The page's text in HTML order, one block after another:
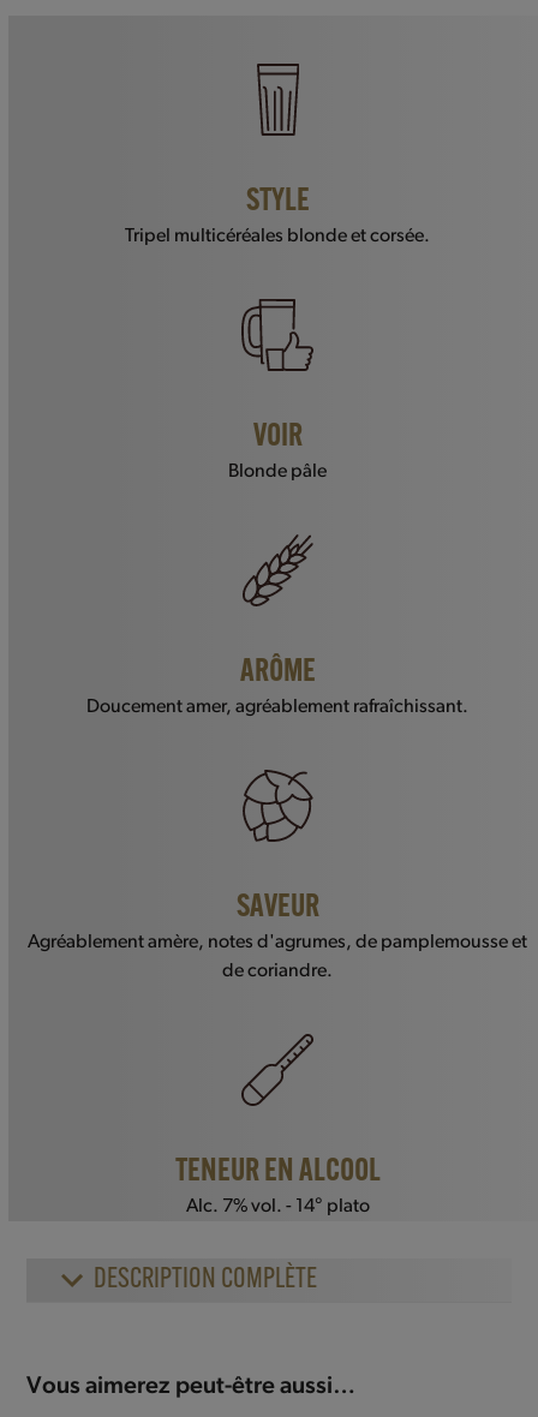
STYLE
Tripel multicéréales blonde et corsée.
VOIR
Blonde pâle
ARÔME
Doucement amer, agréablement rafraîchissant.
SAVEUR
Agréablement amère, notes d'agrumes, de pamplemousse et
de coriandre.
TENEUR EN ALCOOL
Alc. 7% vol. - 14° plato
DESCRIPTION COMPLÈTE
Vous aimerez peut-être aussi…